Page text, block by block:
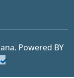
Powered BY